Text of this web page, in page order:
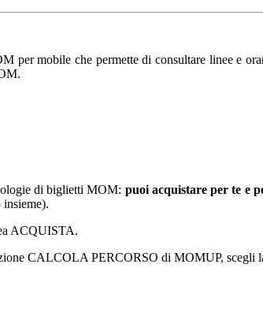
per mobile che permette di consultare linee e
di biglietti MOM: puoi acquistare per te e
insieme).
ACQUISTA.
CALCOLA PERCORSO di MOMUP, scegli